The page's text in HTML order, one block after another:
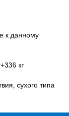
к данному
кг
сухого типа